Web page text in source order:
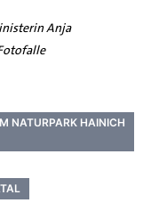
Anja
NATURPARK HAINICH